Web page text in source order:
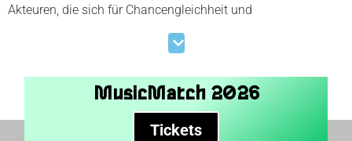
Akteuren, die sich für Chancengleichheit und
engagieren. Durch Veranstaltungsreihen, Workshops,
der Verein feministische Perspektiven auf die Musikbranche
sichtbar machen und stärken. Es gilt Ideen und Konzepte zu
entwickeln, die die Branche zu einem sichereren und
MusicMatch 2026
Tickets